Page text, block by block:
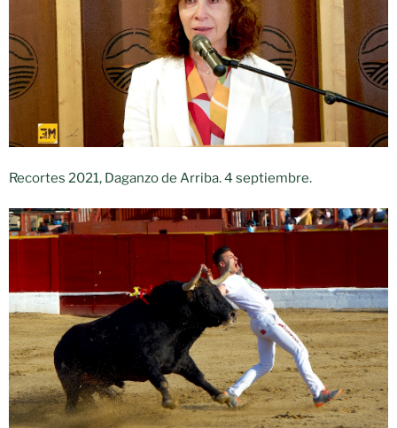
Recortes 2021, Daganzo de Arriba. 4 septiembre.